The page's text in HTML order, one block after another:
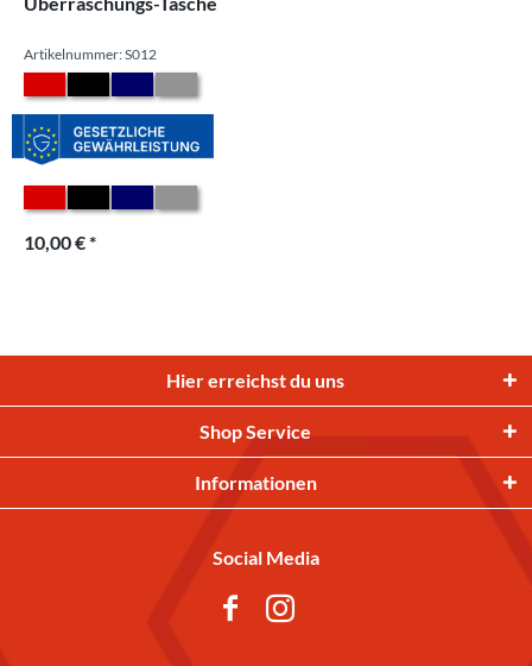
Artikelnummer: S012
10,00 € *
Hier erreichst du uns
Shop Service
Informationen
Social Media